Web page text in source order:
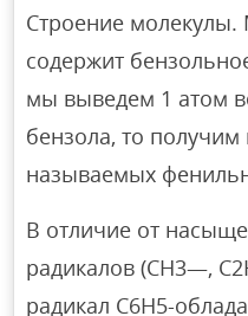
Строение молекулы.
содержит
мы выведем 1 атом
бензола, то получим
называемых
В отличие от
радикалов (СН3—,
радикал C6H5-